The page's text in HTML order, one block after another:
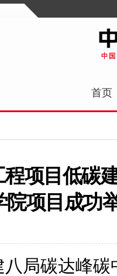
首页
程项目低碳
项目成功
八局碳达峰